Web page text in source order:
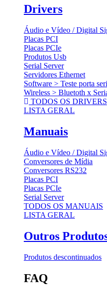
Drivers
Áudio e Vídeo / Digital
Placas PCI
Placas PCIe
Produtos Usb
Serial Server
Servidores Ethernet
Software > Teste porta
Wireless > Bluetoth x
TODOS OS DRIVERS
LISTA GERAL
Manuais
Áudio e Vídeo / Digital
Conversores de Mídia
Conversores RS232
Placas PCI
Placas PCIe
Serial Server
TODOS OS MANUAIS
LISTA GERAL
Outros
Produtos descontinuados
FAQ